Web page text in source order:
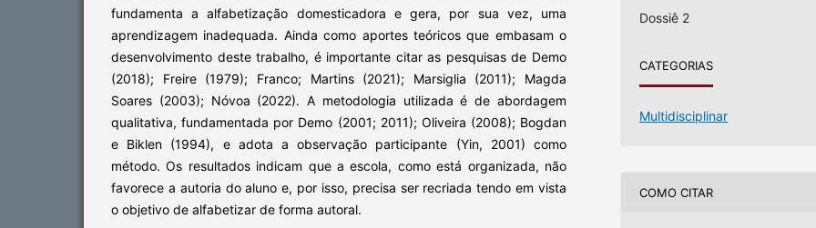
fundamenta a alfabetização domesticadora e gera, por sua vez, uma
aprendizagem inadequada. Ainda como aportes teóricos que embasam o
desenvolvimento deste trabalho, é importante citar as pesquisas de Demo
(2018); Freire (1979); Franco; Martins (2021); Marsiglia (2011); Magda
Soares (2003); Nóvoa (2022). A metodologia utilizada é de abordagem
qualitativa, fundamentada por Demo (2001; 2011); Oliveira (2008); Bogdan
e Biklen (1994), e adota a observação participante (Yin, 2001) como
método. Os resultados indicam que a escola, como está organizada, não
favorece a autoria do aluno e, por isso, precisa ser recriada tendo em vista
o objetivo de alfabetizar de forma autoral.
Dossiê 2
CATEGORIAS
Multidisciplinar
COMO CITAR